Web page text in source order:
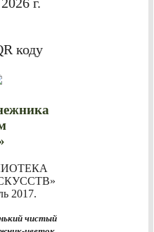
коду
2017.
чистый